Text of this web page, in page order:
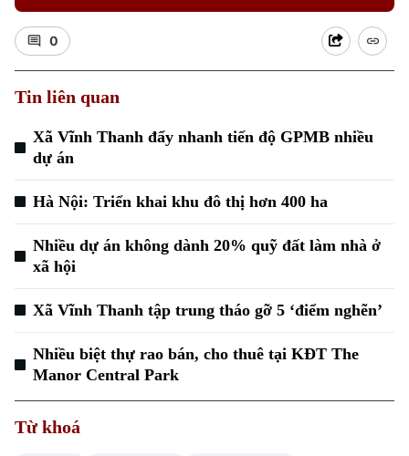
Xu hướng
0
Tin liên quan
Xã Vĩnh Thanh đẩy nhanh tiến độ GPMB nhiều
dự án
Hà Nội: Triển khai khu đô thị hơn 400 ha
Nhiều dự án không dành 20% quỹ đất làm nhà ở
xã hội
Xã Vĩnh Thanh tập trung tháo gỡ 5 ‘điểm nghẽn’
Nhiều biệt thự rao bán, cho thuê tại KĐT The
Manor Central Park
Từ khoá